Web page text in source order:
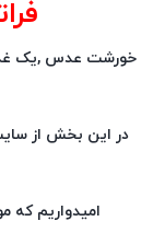
خورشت عدس ,یک
در این بخش از
امیدواریم که